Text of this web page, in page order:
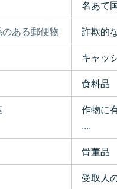
名あて
ある郵便物
詐欺的
キャッ
食料品
作物に
....
骨董品
受取人